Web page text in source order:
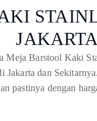
JAKARTA
Meja Barstool Kaki
Jakarta dan
pastinya dengan